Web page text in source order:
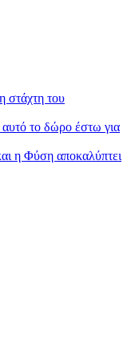
στάχτη του
το δώρο έστω για
η Φύση αποκαλύπτει